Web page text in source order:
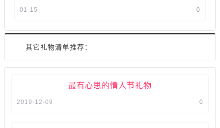
0
01-15
其它礼物清单推荐：
最有心思的情人节礼物
0
2019-12-09